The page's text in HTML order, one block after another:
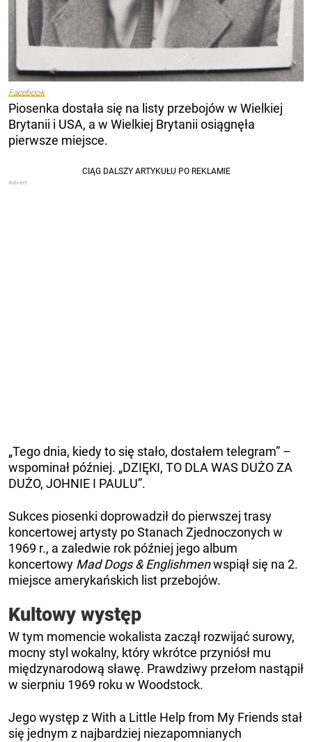
Facebook
Piosenka dostała się na listy przebojów w Wielkiej
Brytanii i USA, a w Wielkiej Brytanii osiągnęła
pierwsze miejsce.
„Tego dnia, kiedy to się stało, dostałem telegram” –
wspominał później. „DZIĘKI, TO DLA WAS DUŻO ZA
DUŻO, JOHNIE I PAULU”.
Sukces piosenki doprowadził do pierwszej trasy
koncertowej artysty po Stanach Zjednoczonych w
1969 r., a zaledwie rok później jego album
koncertowy Mad Dogs & Englishmenwspiął się na 2.
miejsce amerykańskich list przebojów.
Kultowy występ
W tym momencie wokalista zaczął rozwijać surowy,
mocny styl wokalny, który wkrótce przyniósł mu
międzynarodową sławę. Prawdziwy przełom nastąpił
w sierpniu 1969 roku w Woodstock.
Jego występ z With a Little Help from My Friends stał
się jednym z najbardziej niezapomnianych